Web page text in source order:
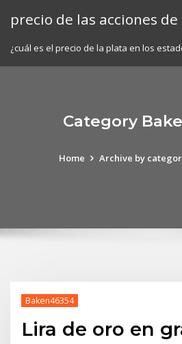
precio de las acciones de
¿cuál es el precio de la plata en los
Category
Home Archive by
Baken46354
Lira de oro en